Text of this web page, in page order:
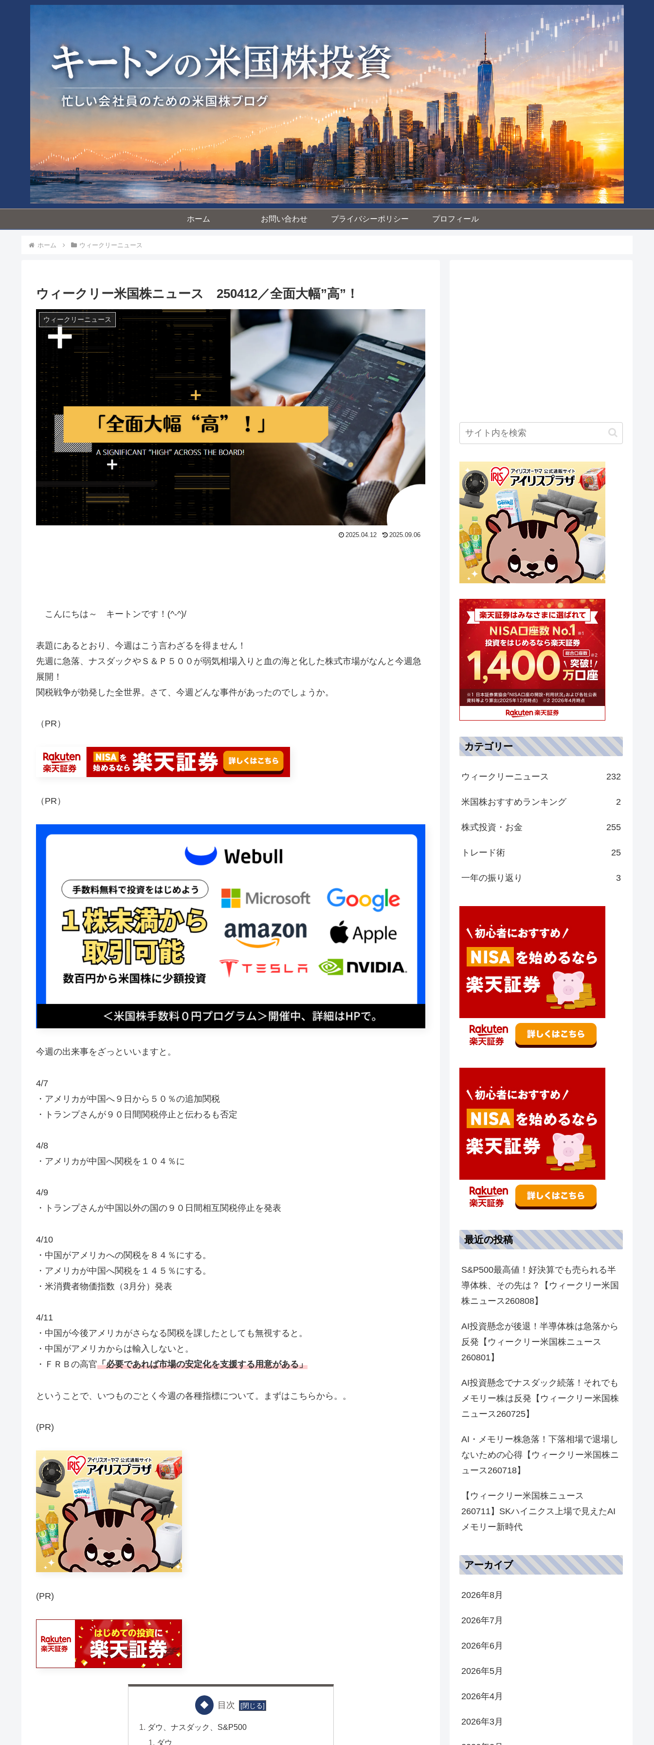
ホーム お問い合わせ プライバシーポリシー プロフィール
ホーム ウィークリーニュース
ウィークリー米国株ニュース 250412／全面大幅”高”！
ウィークリーニュース
2025.04.12 2025.09.06
こんにちは～ キートンです！(^-^)/
表題にあるとおり、今週はこう言わざるを得ません！
先週に急落、ナスダックやＳ＆Ｐ５００が弱気相場入りと血の海と化した株式市場がなんと今週急
展開！
関税戦争が勃発した全世界。さて、今週どんな事件があったのでしょうか。
（PR）
（PR）
今週の出来事をざっといいますと。
4/7
・アメリカが中国へ９日から５０％の追加関税
・トランプさんが９０日間関税停止と伝わるも否定
4/8
・アメリカが中国へ関税を１０４％に
4/9
・トランプさんが中国以外の国の９０日間相互関税停止を発表
4/10
・中国がアメリカへの関税を８４％にする。
・アメリカが中国へ関税を１４５％にする。
・米消費者物価指数（3月分）発表
4/11
・中国が今後アメリカがさらなる関税を課したとしても無視すると。
・中国がアメリカからは輸入しないと。
・ＦＲＢの高官「必要であれば市場の安定化を支援する用意がある」
ということで、いつものごとく今週の各種指標について。まずはこちらから。。
(PR)
(PR)
目次
ダウ、ナスダック、S&P500
ダウ
カテゴリー
ウィークリーニュース 232
米国株おすすめランキング 2
株式投資・お金 255
トレード術 25
一年の振り返り 3
最近の投稿
S&P500最高値！好決算でも売られる半
導体株、その先は？【ウィークリー米国
株ニュース260808】
AI投資懸念が後退！半導体株は急落から
反発【ウィークリー米国株ニュース
260801】
AI投資懸念でナスダック続落！それでも
メモリー株は反発【ウィークリー米国株
ニュース260725】
AI・メモリー株急落！下落相場で退場し
ないための心得【ウィークリー米国株ニ
ュース260718】
【ウィークリー米国株ニュース
260711】SKハイニクス上場で見えたAI
メモリー新時代
アーカイブ
2026年8月
2026年7月
2026年6月
2026年5月
2026年4月
2026年3月